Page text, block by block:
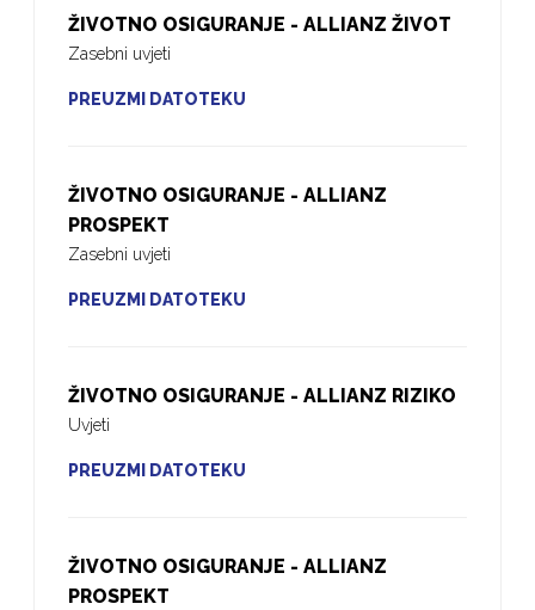
ŽIVOTNO OSIGURANJE - ALLIANZ ŽIVOT
Zasebni uvjeti
PREUZMI DATOTEKU
ŽIVOTNO OSIGURANJE - ALLIANZ
PROSPEKT
Zasebni uvjeti
PREUZMI DATOTEKU
ŽIVOTNO OSIGURANJE - ALLIANZ RIZIKO
Uvjeti
PREUZMI DATOTEKU
ŽIVOTNO OSIGURANJE - ALLIANZ
PROSPEKT